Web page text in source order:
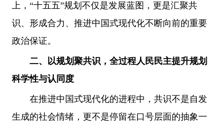
上，“十五五”规划不仅是发展蓝图，更是汇聚共
识、形成合力、推进中国式现代化不断向前的重要
政治保证。
二、以规划聚共识，全过程人民民主提升规划
科学性与认同度
在推进中国式现代化的进程中，共识不是自发
生成的社会情绪，更不是停留在口号层面的抽象一